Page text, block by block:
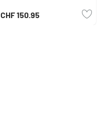
CHF 150.95